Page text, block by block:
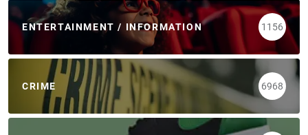
ENTERTAINMENT / INFORMATION 1156
CRIME 6968